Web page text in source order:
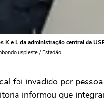
K e L da administração central da
/ Estadão
foi invadido por
informou que